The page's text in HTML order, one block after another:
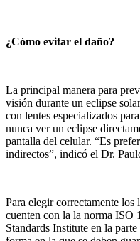
¿Cómo evitar el daño?
La principal manera para
visión durante un eclipse
con lentes especializados
nunca ver un eclipse
pantalla del celular. “Es
indirectos”, indicó el Dr.
Para elegir correctamente los
cuenten con la la norma
Standards Institute en la